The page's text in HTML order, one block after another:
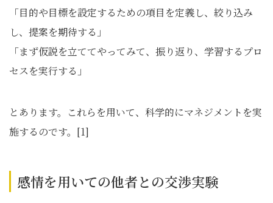
「目的や目標を設定するための項目を定義し、絞り込み
し、提案を期待する」
「まず仮説を立ててやってみて、振り返り、学習するプロ
セスを実行する」
とあります。これらを用いて、科学的にマネジメントを実
施するのです。[1]
感情を用いての他者との交渉実験